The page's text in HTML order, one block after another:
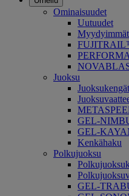
Ominaisuudet
Uutuudet
Myydyimmät
Juoksu
Juoksukengät
GEL-
GEL-
Kenkähaku
Polkujuoksu
GEL-